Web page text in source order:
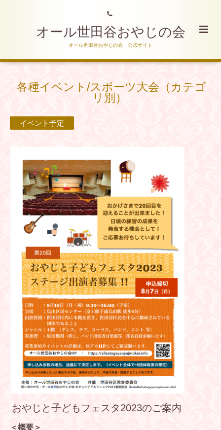
オール世田谷おやじの会
オール世田谷おやじの会 公式サイト
各種イベント/スポーツ大会（カテゴ
リ別）
イベント予定
おやじと子どもフェスタ2023のご案内
＜概要＞